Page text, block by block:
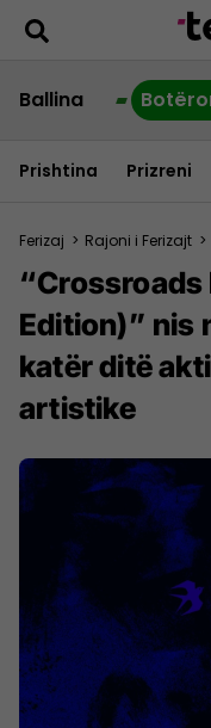
Ballina
Prishtina Prizreni
Ferizaj > Rajoni i Ferizajt >
“Crossroads
Edition)” nis
katër ditë
artistike